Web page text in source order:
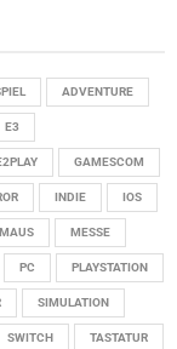
ADVENTURE
E3
GAMESCOM
INDIE IOS
MAUS MESSE
PC PLAYSTATION
SIMULATION
SWITCH TASTATUR